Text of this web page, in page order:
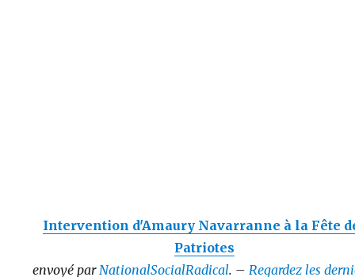
Intervention d'Amaury Navarranne à la Fête
Patriotes
envoyé parNationalSocialRadical. – Regardez les